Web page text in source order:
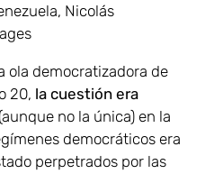
Nicolás
ola democratizadora de
20, la cuestión era
no la única) en la
democráticos era
perpetrados por las